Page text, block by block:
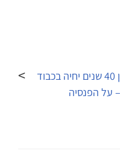
מי שתכנן 40 שנים יחיה בכבוד